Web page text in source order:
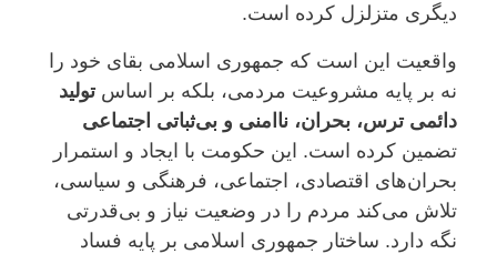
دیگری متزلزل کرده است.
واقعیت این است که جمهوری اسلامی بقای خود را
نه بر پایه مشروعیت مردمی، بلکه بر اساس تولید
دائمی ترس، بحران، ناامنی و بی‌ثباتی اجتماعی
تضمین کرده است. این حکومت با ایجاد و استمرار
بحران‌های اقتصادی، اجتماعی، فرهنگی و سیاسی،
تلاش می‌کند مردم را در وضعیت نیاز و بی‌قدرتی
نگه دارد. ساختار جمهوری اسلامی بر پایه فساد